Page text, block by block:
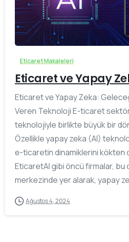
Eticaret Makaleleri
Eticaret ve Yapay
Eticaret ve Yapay Zeka:
Veren Teknoloji E-ticaret
teknolojiyle birlikte büyük bir
Özellikle yapay zeka (AI)
e-ticaretin dinamiklerini kökten
EticaretAI gibi öncü firmalar, bu
merkezinde yer alarak, yapay
Ağustos 4, 2024